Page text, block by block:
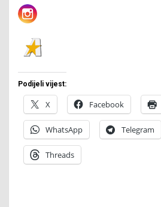
Podijeli vijest:
X Facebook
WhatsApp Telegram
Threads